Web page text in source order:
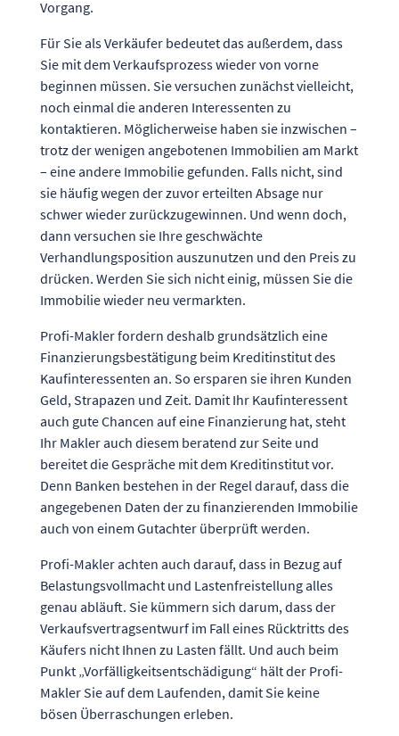
Vorgang.
Für Sie als Verkäufer bedeutet das außerdem, dass
Sie mit dem Verkaufsprozess wieder von vorne
beginnen müssen. Sie versuchen zunächst vielleicht,
noch einmal die anderen Interessenten zu
kontaktieren. Möglicherweise haben sie inzwischen –
trotz der wenigen angebotenen Immobilien am Markt
– eine andere Immobilie gefunden. Falls nicht, sind
sie häufig wegen der zuvor erteilten Absage nur
schwer wieder zurückzugewinnen. Und wenn doch,
dann versuchen sie Ihre geschwächte
Verhandlungsposition auszunutzen und den Preis zu
drücken. Werden Sie sich nicht einig, müssen Sie die
Immobilie wieder neu vermarkten.
Profi-Makler fordern deshalb grundsätzlich eine
Finanzierungsbestätigung beim Kreditinstitut des
Kaufinteressenten an. So ersparen sie ihren Kunden
Geld, Strapazen und Zeit. Damit Ihr Kaufinteressent
auch gute Chancen auf eine Finanzierung hat, steht
Ihr Makler auch diesem beratend zur Seite und
bereitet die Gespräche mit dem Kreditinstitut vor.
Denn Banken bestehen in der Regel darauf, dass die
angegebenen Daten der zu finanzierenden Immobilie
auch von einem Gutachter überprüft werden.
Profi-Makler achten auch darauf, dass in Bezug auf
Belastungsvollmacht und Lastenfreistellung alles
genau abläuft. Sie kümmern sich darum, dass der
Verkaufsvertragsentwurf im Fall eines Rücktritts des
Käufers nicht Ihnen zu Lasten fällt. Und auch beim
Punkt „Vorfälligkeitsentschädigung“ hält der Profi-
Makler Sie auf dem Laufenden, damit Sie keine
bösen Überraschungen erleben.